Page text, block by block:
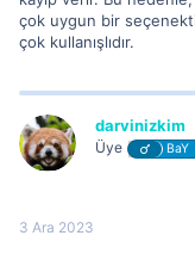
çok uygun bir
çok kullanışlıdır.
darvinizkim
Üye BaY
3 Ara 2023